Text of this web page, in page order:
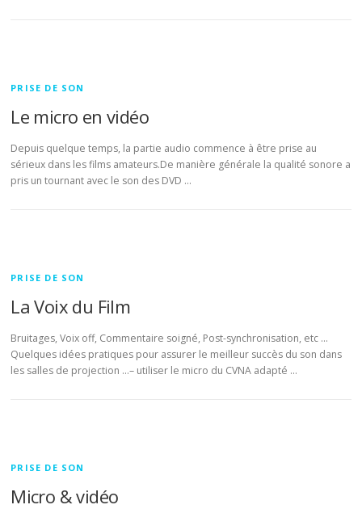
PRISE DE SON
Le micro en vidéo
Depuis quelque temps, la partie audio commence à être prise au
sérieux dans les films amateurs.De manière générale la qualité sonore a
pris un tournant avec le son des DVD …
PRISE DE SON
La Voix du Film
Bruitages, Voix off, Commentaire soigné, Post-synchronisation, etc …
Quelques idées pratiques pour assurer le meilleur succès du son dans
les salles de projection …– utiliser le micro du CVNA adapté …
PRISE DE SON
Micro & vidéo